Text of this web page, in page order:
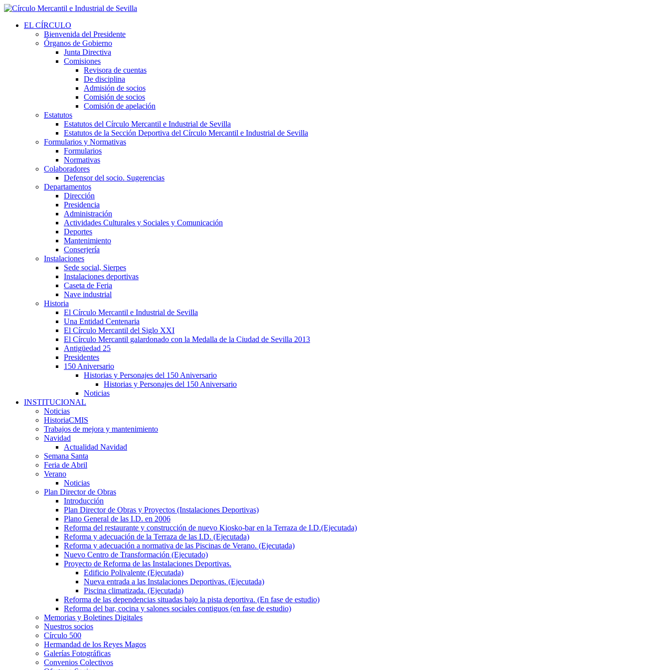
EL CÍRCULO
Bienvenida del Presidente
Órganos de Gobierno
Junta Directiva
Comisiones
Revisora de cuentas
De disciplina
Admisión de socios
Comisión de socios
Comisión de apelación
Estatutos
Estatutos del Círculo Mercantil e Industrial de Sevilla
Estatutos de la Sección Deportiva del Círculo Mercantil e Industrial de Sevilla
Formularios y Normativas
Formularios
Normativas
Colaboradores
Defensor del socio. Sugerencias
Departamentos
Dirección
Presidencia
Administración
Actividades Culturales y Sociales y Comunicación
Deportes
Mantenimiento
Conserjería
Instalaciones
Sede social, Sierpes
Instalaciones deportivas
Caseta de Feria
Nave industrial
Historia
El Círculo Mercantil e Industrial de Sevilla
Una Entidad Centenaria
El Círculo Mercantil del Siglo XXI
El Círculo Mercantil galardonado con la Medalla de la Ciudad de Sevilla 2013
Antigüedad 25
Presidentes
150 Aniversario
Historias y Personajes del 150 Aniversario
Historias y Personajes del 150 Aniversario
Noticias
INSTITUCIONAL
Noticias
HistoriaCMIS
Trabajos de mejora y mantenimiento
Navidad
Actualidad Navidad
Semana Santa
Feria de Abril
Verano
Noticias
Plan Director de Obras
Introducción
Plan Director de Obras y Proyectos (Instalaciones Deportivas)
Plano General de las I.D. en 2006
Reforma del restaurante y construcción de nuevo Kiosko-bar en la Terraza de I.D.(Ejecutada)
Reforma y adecuación de la Terraza de las I.D. (Ejecutada)
Reforma y adecuación a normativa de las Piscinas de Verano. (Ejecutada)
Nuevo Centro de Transformación (Ejecutado)
Proyecto de Reforma de las Instalaciones Deportivas.
Edificio Polivalente (Ejecutada)
Nueva entrada a las Instalaciones Deportivas. (Ejecutada)
Piscina climatizada. (Ejecutada)
Reforma de las dependencias situadas bajo la pista deportiva. (En fase de estudio)
Reforma del bar, cocina y salones sociales contiguos (en fase de estudio)
Memorias y Boletines Digitales
Nuestros socios
Círculo 500
Hermandad de los Reyes Magos
Galerías Fotográficas
Convenios Colectivos